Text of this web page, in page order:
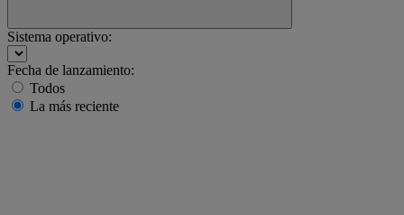
Sistema operativo:
Fecha de lanzamiento:
Todos
La más reciente